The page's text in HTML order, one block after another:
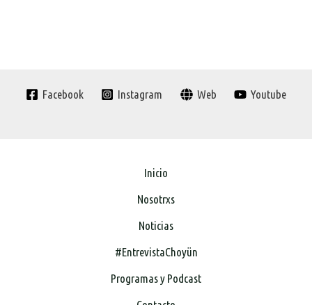
Facebook Instagram Web Youtube
Inicio
Nosotrxs
Noticias
#EntrevistaChoyün
Programas y Podcast